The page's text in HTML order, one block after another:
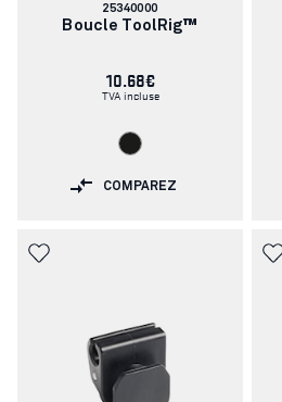
Numéro
d'article:
25340000
Boucle ToolRig™
10.68€
TVA incluse
COMPAREZ